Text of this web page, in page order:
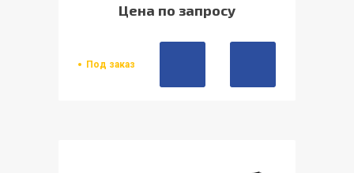
Цена по запросу
Под заказ